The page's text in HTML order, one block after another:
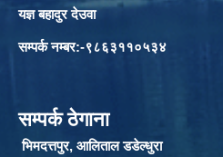
यज्ञ बहादुर देउवा
सम्पर्क नम्बर:-९८६३११०५३४
सम्पर्क ठेगाना
भिमदत्तपुर, आलिताल डडेल्धुरा